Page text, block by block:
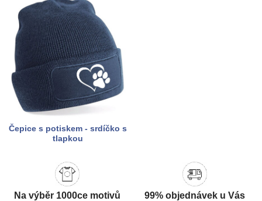
Čepice s potiskem - srdíčko s
tlapkou
Na výběr 1000ce motivů
99% objednávek u Vás